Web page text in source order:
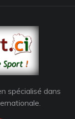
spécialisé dans